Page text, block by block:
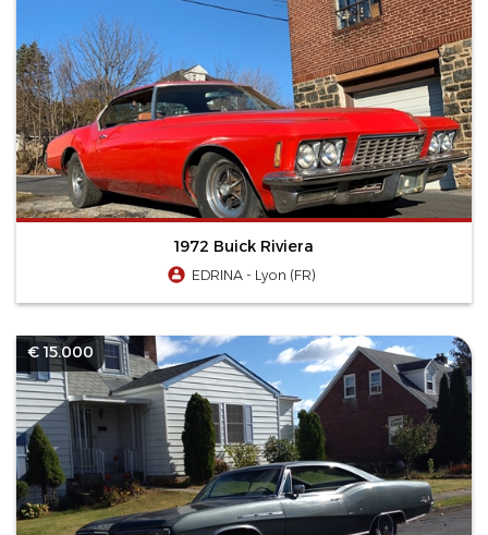
1972 Buick Riviera
EDRINA - Lyon (FR)
€ 15.000